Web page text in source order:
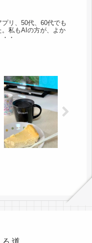
プリ、50代、60代でも
。私もAIの方が、よか
・
道